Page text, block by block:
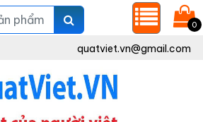
0
quatviet.vn@gmail.com